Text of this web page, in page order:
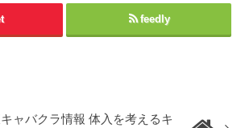
feedly
ャバクラ情報 体入を考えるキ